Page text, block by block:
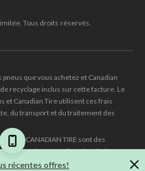
récentes offres!
Tous droits réservés.
que vous achetez et Canadian
recyclage inclus sur cette facture. Le
et Canadian Tire utilisent ces frais
du transport et du traitement des
CANADIAN TIRE sont des
de la Société Canadian Tire Limitée.